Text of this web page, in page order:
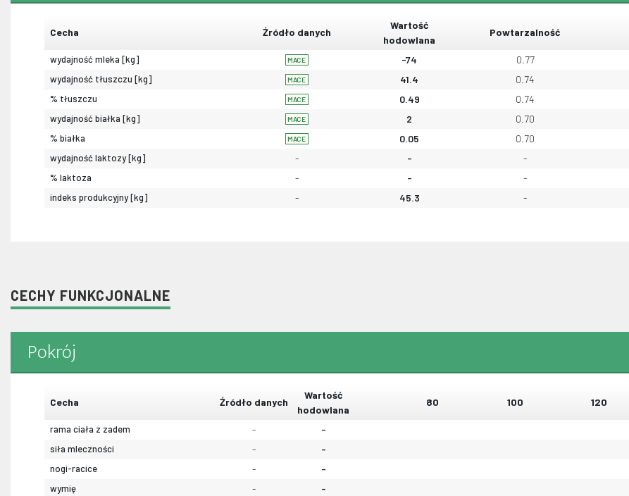
Cecha Źródło danych
Wartość
hodowlana
Powtarzalność
wydajność mleka [kg] MACE -74 0.77
wydajność tłuszczu [kg] MACE 41.4 0.74
% tłuszczu MACE 0.49 0.74
wydajność białka [kg] MACE 2 0.70
% białka MACE 0.05 0.70
wydajność laktozy [kg] - - -
% laktoza - - -
indeks produkcyjny [kg] - 45.3 -
CECHY FUNKCJONALNE
Pokrój
Cecha Źródło danych
Wartość
hodowlana
80 100 120
rama ciała z zadem - -
siła mleczności - -
nogi-racice - -
wymię - -